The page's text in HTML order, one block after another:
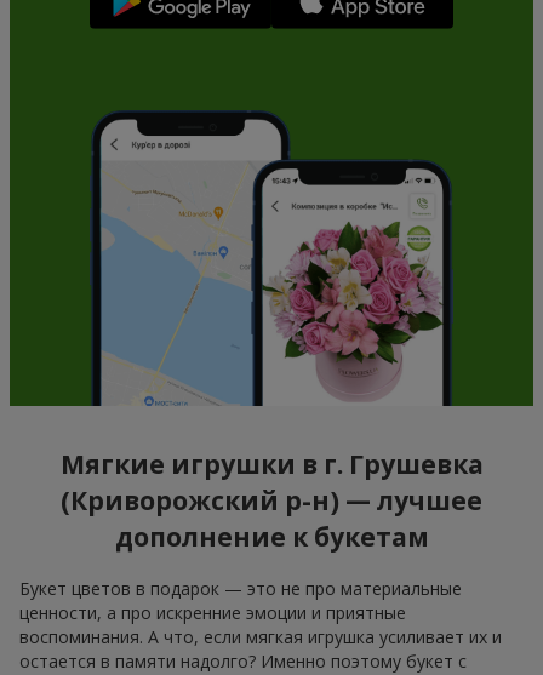
Мягкие игрушки в г. Грушевка
(Криворожский р-н) — лучшее
дополнение к букетам
Букет цветов в подарок — это не про материальные
ценности, а про искренние эмоции и приятные
воспоминания. А что, если мягкая игрушка усиливает их и
остается в памяти надолго? Именно поэтому букет с